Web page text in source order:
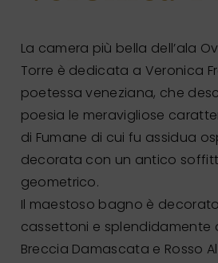
La camera più bella dell’ala
Torre è dedicata a Veronica
poetessa veneziana, che
poesia le meravigliose
di Fumane di cui fu assidua
decorata con un antico
geometrico.
Il maestoso bagno è
cassettoni e splendidamente
Breccia Damascata e Rosso